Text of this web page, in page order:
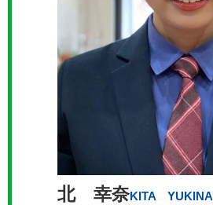
北 幸奈KITA YUKINA